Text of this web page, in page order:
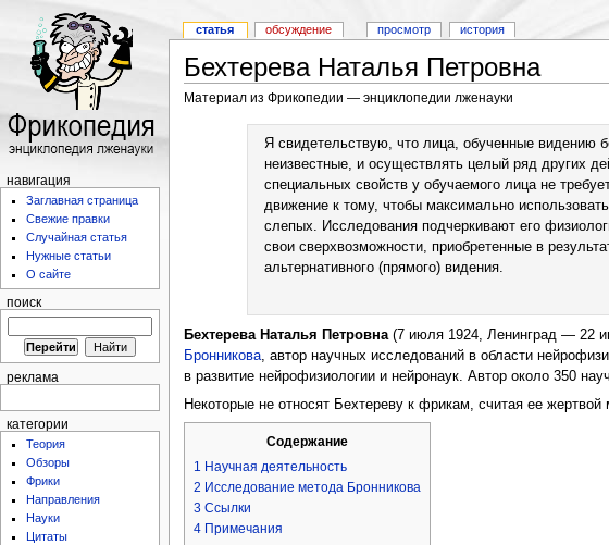
статья обсуждение просмотр история
навигация
Заглавная страница
Свежие правки
Случайная статья
Нужные статьи
О сайте
поиск
реклама
категории
Теория
Обзоры
Фрики
Направления
Науки
Цитаты
Бехтерева Наталья Петровна
Материал из Фрикопедии — энциклопедии лженауки
Я свидетельствую, что лица, обученные видению
неизвестные, и осуществлять целый ряд других
специальных свойств у обучаемого лица не
движение к тому, чтобы максимально
слепых. Исследования подчеркивают его
свои сверхвозможности, приобретенные в
альтернативного (прямого) видения.
Бехтерева Наталья Петровна(7 июля 1924, Ленинград — 22
Бронникова, автор научных исследований в области
в развитие нейрофизиологии и нейронаук. Автор около 350
Некоторые не относят Бехтереву к фрикам, считая ее жертвой
Содержание
1 Научная деятельность
2 Исследование метода Бронникова
3 Ссылки
4 Примечания